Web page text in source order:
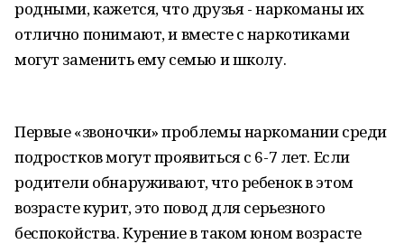
родными, кажется, что друзья - наркоманы их
отлично понимают, и вместе с наркотиками
могут заменить ему семью и школу.
Первые «звоночки» проблемы наркомании среди
подростков могут проявиться с 6-7 лет. Если
родители обнаруживают, что ребенок в этом
возрасте курит, это повод для серьезного
беспокойства. Курение в таком юном возрасте